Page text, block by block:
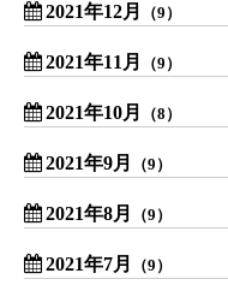
2021年12月 （9）
2021年11月 （9）
2021年10月 （8）
2021年9月 （9）
2021年8月 （9）
2021年7月 （9）